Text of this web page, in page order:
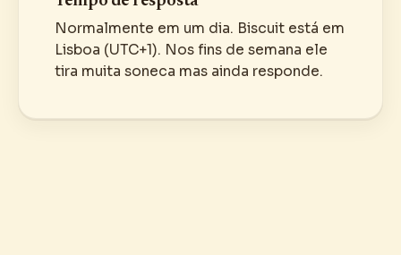
Normalmente em um dia. Biscuit está em
Lisboa (UTC+1). Nos fins de semana ele
tira muita soneca mas ainda responde.